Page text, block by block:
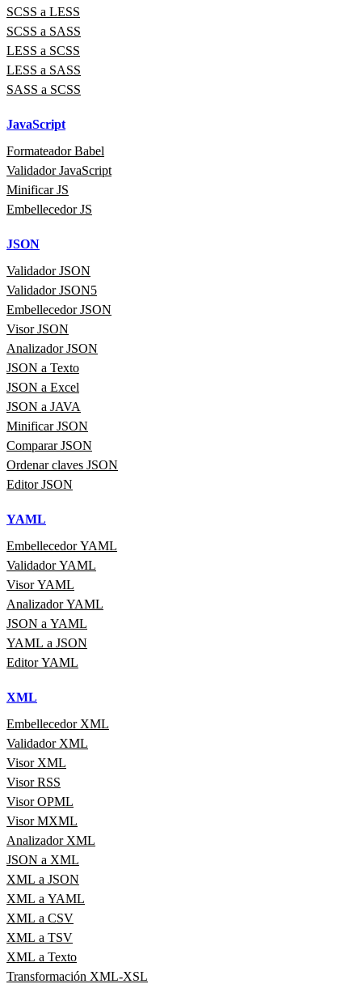
SCSS a LESS
SCSS a SASS
LESS a SCSS
LESS a SASS
SASS a SCSS
JavaScript
Formateador Babel
Validador JavaScript
Minificar JS
Embellecedor JS
JSON
Validador JSON
Validador JSON5
Embellecedor JSON
Visor JSON
Analizador JSON
JSON a Texto
JSON a Excel
JSON a JAVA
Minificar JSON
Comparar JSON
Ordenar claves JSON
Editor JSON
YAML
Embellecedor YAML
Validador YAML
Visor YAML
Analizador YAML
JSON a YAML
YAML a JSON
Editor YAML
XML
Embellecedor XML
Validador XML
Visor XML
Visor RSS
Visor OPML
Visor MXML
Analizador XML
JSON a XML
XML a JSON
XML a YAML
XML a CSV
XML a TSV
XML a Texto
Transformación XML-XSL